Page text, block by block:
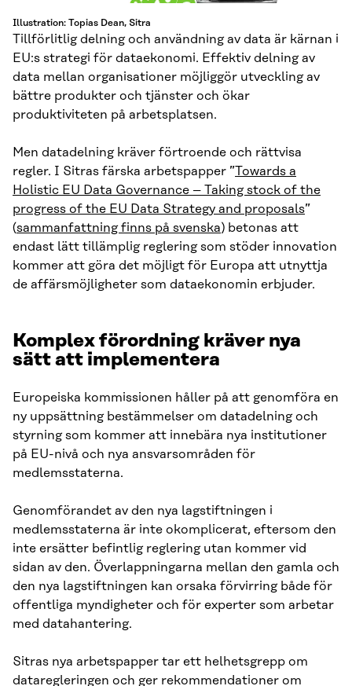
Illustration: Topias Dean, Sitra
Tillförlitlig delning och användning av data är kärnan i
EU:s strategi för dataekonomi. Effektiv delning av
data mellan organisationer möjliggör utveckling av
bättre produkter och tjänster och ökar
produktiviteten på arbetsplatsen.
Men datadelning kräver förtroende och rättvisa
regler. I Sitras färska arbetspapper ”Towards a
Holistic EU Data Governance – Taking stock of the
progress of the EU Data Strategy and proposals”
(sammanfattning finns på svenska) betonas att
endast lätt tillämplig reglering som stöder innovation
kommer att göra det möjligt för Europa att utnyttja
de affärsmöjligheter som dataekonomin erbjuder.
Komplex förordning kräver nya
sätt att implementera
Europeiska kommissionen håller på att genomföra en
ny uppsättning bestämmelser om datadelning och
styrning som kommer att innebära nya institutioner
på EU-nivå och nya ansvarsområden för
medlemsstaterna.
Genomförandet av den nya lagstiftningen i
medlemsstaterna är inte okomplicerat, eftersom den
inte ersätter befintlig reglering utan kommer vid
sidan av den. Överlappningarna mellan den gamla och
den nya lagstiftningen kan orsaka förvirring både för
offentliga myndigheter och för experter som arbetar
med datahantering.
Sitras nya arbetspapper tar ett helhetsgrepp om
dataregleringen och ger rekommendationer om